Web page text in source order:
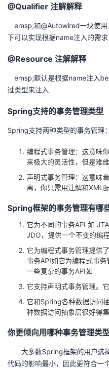
@Qualifier 注解解释
emsp;和@Autowired一块使用
下可以实现根据name注入的需求
@Resource 注解解释
emsp;默认是根据name注入
过类型来注入
Spring支持的事务管理类型
Spring支持两种类型的事务管理：
编程式事务管理：这意味
来极大的灵活性，但是难维
声明式事务管理：这意味
离，你只需用注解和XML
Spring框架的事务管理有哪
它为不同的事务API 如
JDO，提供一个不变的编程
它为编程式事务管理提供
事务API如它为编程式事
一些复杂的事务API如
它支持声明式事务管理。
它和Spring各种数据访问
种数据访问抽象层很好得集
你更倾向用哪种事务管理类型
大多数Spring框架的用户选
代码的影响最小，因此更符合一